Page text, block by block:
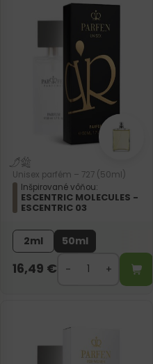
Unisex parfém – 727 (50ml)
Inšpirované vôňou:
ESCENTRIC MOLECULES -
ESCENTRIC 03
2ml 50ml
16,49 €